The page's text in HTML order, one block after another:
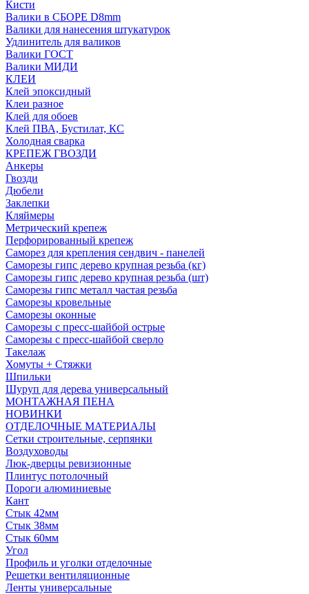
Кисти
Валики в СБОРЕ D8mm
Валики для нанесения штукатурок
Удлинитель для валиков
Валики ГОСТ
Валики МИДИ
КЛЕИ
Клей эпоксидный
Клеи разное
Клей для обоев
Клей ПВА, Бустилат, КС
Холодная сварка
КРЕПЕЖ ГВОЗДИ
Анкеры
Гвозди
Дюбели
Заклепки
Кляймеры
Метрический крепеж
Перфорированный крепеж
Саморез для крепления сендвич - панелей
Саморезы гипс дерево крупная резьба (кг)
Саморезы гипс дерево крупная резьба (шт)
Саморезы гипс металл частая резьба
Саморезы кровельные
Саморезы оконные
Саморезы с пресс-шайбой острые
Саморезы с пресс-шайбой сверло
Такелаж
Хомуты + Стяжки
Шпильки
Шуруп для дерева универсальный
МОНТАЖНАЯ ПЕНА
НОВИНКИ
ОТДЕЛОЧНЫЕ МАТЕРИАЛЫ
Сетки строительные, серпянки
Воздуховоды
Люк-дверцы ревизионные
Плинтус потолочный
Пороги алюминиевые
Кант
Стык 42мм
Стык 38мм
Стык 60мм
Угол
Профиль и уголки отделочные
Решетки вентиляционные
Ленты универсальные